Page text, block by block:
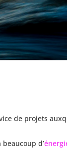
de projets
d’